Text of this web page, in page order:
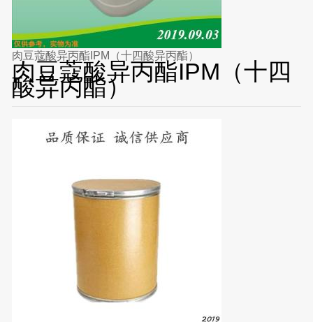
肉豆蔻酸异丙酯IPM（十四酸异丙酯）
肉豆蔻酸异丙酯IPM（十四
酸异丙酯）